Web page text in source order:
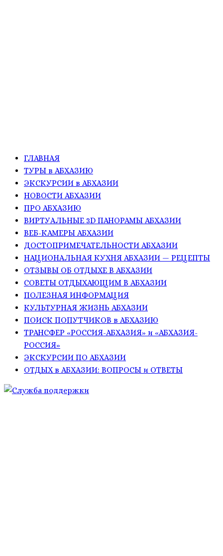
ГЛАВНАЯ
ТУРЫ в АБХАЗИЮ
ЭКСКУРСИИ в АБХАЗИИ
НОВОСТИ АБХАЗИИ
ПРО АБХАЗИЮ
ВИРТУАЛЬНЫЕ 3D ПАНОРАМЫ АБХАЗИИ
ВЕБ-КАМЕРЫ АБХАЗИИ
ДОСТОПРИМЕЧАТЕЛЬНОСТИ АБХАЗИИ
НАЦИОНАЛЬНАЯ КУХНЯ АБХАЗИИ — РЕЦЕПТЫ
ОТЗЫВЫ ОБ ОТДЫХЕ В АБХАЗИИ
СОВЕТЫ ОТДЫХАЮЩИМ В АБХАЗИИ
ПОЛЕЗНАЯ ИНФОРМАЦИЯ
КУЛЬТУРНАЯ ЖИЗНЬ АБХАЗИИ
ПОИСК ПОПУТЧИКОВ в АБХАЗИЮ
ТРАНСФЕР «РОССИЯ-АБХАЗИЯ» и «АБХАЗИЯ-
РОССИЯ»
ЭКСКУРСИИ ПО АБХАЗИИ
ОТДЫХ в АБХАЗИИ: ВОПРОСЫ и ОТВЕТЫ